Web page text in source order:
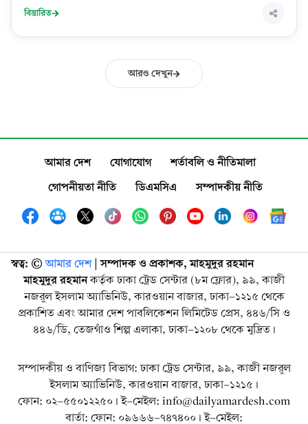
বিস্তারিত
আরও দেখুন
আমার দেশ যোগাযোগ
শর্তাবলি ও নীতিমালা
গোপনীয়তা নীতি
ডিএমসিএ সম্পাদকীয় নীতি
স্বত্ব: ©️ আমার দেশ| সম্পাদক ও প্রকাশক, মাহমুদুর রহমান
মাহমুদুর রহমানকর্তৃক ঢাকা ট্রেড সেন্টার (৮ম ফ্লোর), ৯৯, কাজী
নজরুল ইসলাম অ্যাভিনিউ, কারওয়ান বাজার, ঢাকা-১২১৫ থেকে
প্রকাশিত এবং আমার দেশ পাবলিকেশন লিমিটেড প্রেস, ৪৪৬/সি ও
৪৪৬/ডি, তেজগাঁও শিল্প এলাকা, ঢাকা-১২০৮ থেকে মুদ্রিত।
সম্পাদকীয় ও বাণিজ্য বিভাগ: ঢাকা ট্রেড সেন্টার, ৯৯, কাজী নজরুল
ইসলাম অ্যাভিনিউ, কারওয়ান বাজার, ঢাকা-১২১৫।
ফোন: ০২-৫৫০১২২৫০। ই-মেইল: info@dailyamardesh.com
বার্তা: ফোন: ০৯৬৬৬-৭৪৭৪০০। ই-মেইল: